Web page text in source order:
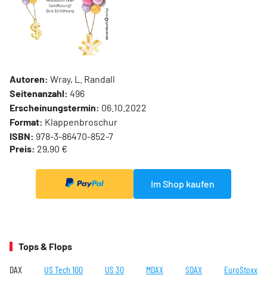
Autoren: Wray, L. Randall
Seitenanzahl: 496
Erscheinungstermin: 06.10.2022
Format: Klappenbroschur
ISBN: 978-3-86470-852-7
Preis: 29,90 €
Im Shop kaufen
Tops & Flops
DAX US Tech 100 US 30 MDAX SDAX EuroStoxx